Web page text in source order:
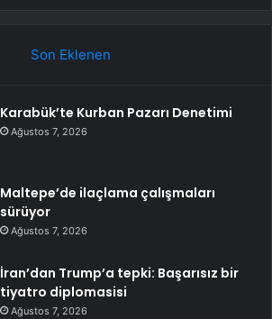
Son Eklenen
Karabük’te Kurban Pazarı Denetimi
Ağustos 7, 2026
Maltepe’de ilaçlama çalışmaları
sürüyor
Ağustos 7, 2026
İran’dan Trump’a tepki: Başarısız bir
tiyatro diplomasisi
Ağustos 7, 2026